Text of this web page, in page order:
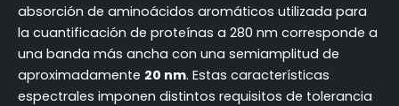
absorción de aminoácidos aromáticos utilizada para
la cuantificación de proteínas a 280 nm corresponde a
una banda más ancha con una semiamplitud de
aproximadamente 20 nm. Estas características
espectrales imponen distintos requisitos de tolerancia